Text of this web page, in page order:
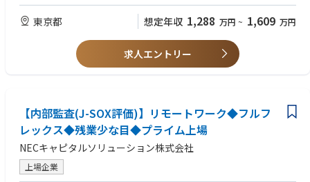
【身につくスキル】
・リスク管理全般のスキルが身に付きます。
・会社の業務全体を見渡すことにより視野が広がり、経営陣とのやり取り
等で視座も高くなります。
その他業務を通じて、企画力、調整力、推進力、判断力が養われます。
・また、定例業務を通じて、正確性と分析力も強化されます。
Bloomberg
Prelude（金融市場系システム。市場リスク計量・管理業務にて使用）
＜月平均残業＞
月平均20時間程度
■生命保険会社での監査経験
■英語力（ビジネス会話レベル）
■金融機関（生命保険業界は尚可）の営業または法令コンプライアンス業
■金融機関の営業または法令コンプライアンス関連知識
東京都 想定年収 1,288 万円 ~ 1,609 万円
求人エントリー
【内部監査(J-SOX評価)】リモートワーク◆フルフ
レックス◆残業少な目◆プライム上場
NECキャピタルソリューション株式会社
上場企業